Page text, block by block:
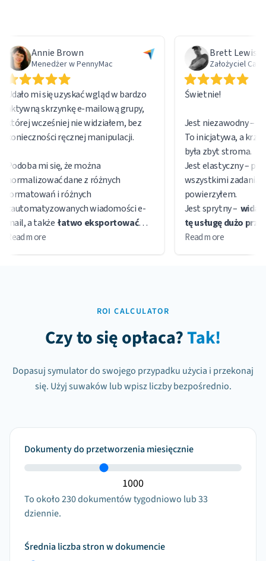
Annie Brown
Menedżer w PennyMac
Udało mi się uzyskać wgląd w bardzo
aktywną skrzynkę e-mailową grupy,
której wcześniej nie widziałem, bez
konieczności ręcznej manipulacji.
Podoba mi się, że można
normalizować dane z różnych
formatowań i różnych
zautomatyzowanych wiadomości e-
mail, a takżełatwo eksportować
cały przeanalizowany materiał na
wiele sposobów.
Read more
Brett Lewis
Założyciel
Świetnie!
Jest niezawodny – po
To inicjatywa, a
była zbyt stroma.
Jest elastyczny –
wszystkimi
powierzyłem.
Jest sprytny –widać,
tę usługę dużo
wszystkie wymagania.
Kiedy nie mogę
Read more
ROI CALCULATOR
Czy to się opłaca?Tak!
Dopasuj symulator do swojego przypadku użycia i przekonaj
się. Użyj suwaków lub wpisz liczby bezpośrednio.
Dokumenty do przetworzenia miesięcznie
To około230dokumentów tygodniowo lub33
dziennie.
Średnia liczba stron w dokumencie